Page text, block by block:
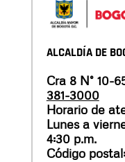
ALCALDÍA DE
Cra 8 N° 10-
381-3000
Horario de
Lunes a
4:30 p.m.
Código postal: